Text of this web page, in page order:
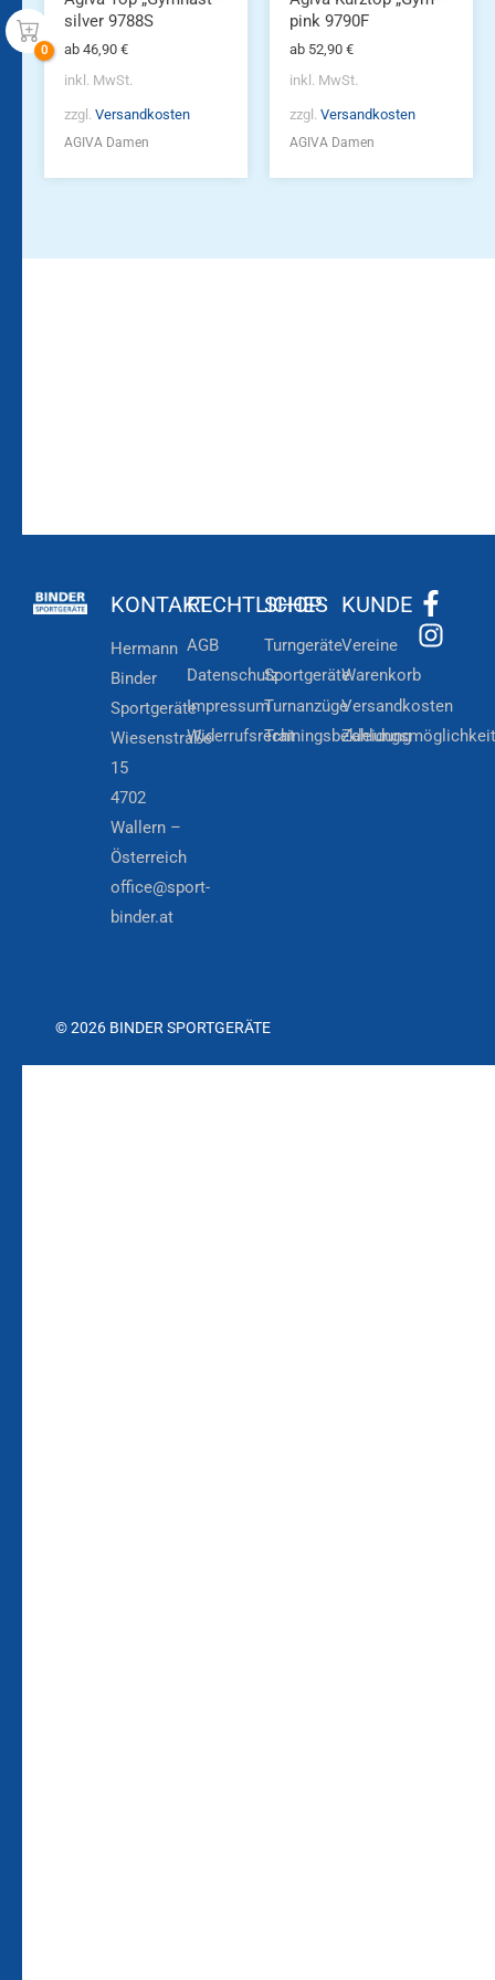
gewählt
werden
silver 9788S
ab 46,90 €
inkl. MwSt.
zzgl. Versandkosten
AGIVA Damen
gewählt
werden
pink 9790F
ab 52,90 €
inkl. MwSt.
zzgl. Versandkosten
AGIVA Damen
KONTAKT
Hermann
Binder
Sportgeräte
Wiesenstraße
15
4702
Wallern –
Österreich
office@sport-
binder.at
RECHTLICHES
AGB
Datenschutz
Impressum
Widerrufsrecht
SHOP
Turngeräte
Sportgeräte
Turnanzüge
Trainingsbekleidung
KUNDE
Vereine
Warenkorb
Versandkosten
© 2026 BINDER SPORTGERÄTE